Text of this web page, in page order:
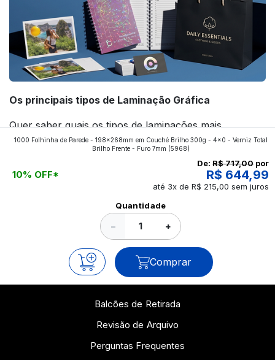
Os principais tipos de Laminação Gráfica
Quer saber quais os tipos de laminações mais
aplicados nos impressos da gráfica FuturaIM? Então,
continue a leitura que vamos revelar para você!
1000 Folhinha de Parede - 198x268mm em Couché Brilho 300g - 4x0 - Verniz Total
Brilho Frente - Furo 7mm (5968)
10% OFF*
De: R$ 717,00 por
R$ 644,99
até 3x de R$ 215,00 sem juros
Quantidade
− +
Comprar
Balcões de Retirada
Revisão de Arquivo
Perguntas Frequentes